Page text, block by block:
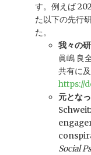
す。例えば
た以下の先行
た。
我々の
眞嶋 良
共有に
https://
元とな
Social